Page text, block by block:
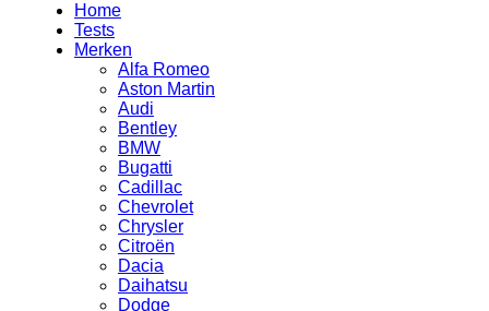
Home
Tests
Merken
Alfa Romeo
Aston Martin
Audi
Bentley
BMW
Bugatti
Cadillac
Chevrolet
Chrysler
Citroën
Dacia
Daihatsu
Dodge